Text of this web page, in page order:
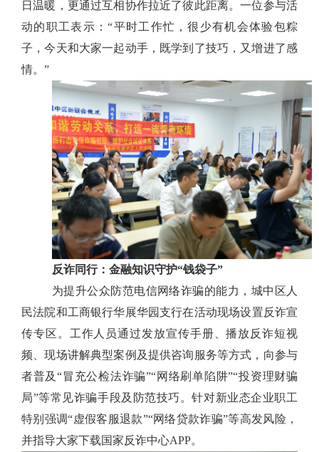
日温暖，更通过互相协作拉近了彼此距离。一位参与活
动的职工表示：“平时工作忙，很少有机会体验包粽
子，今天和大家一起动手，既学到了技巧，又增进了感
情。”
反诈同行：金融知识守护“钱袋子”
为提升公众防范电信网络诈骗的能力， 城中区人
民法院和工商银行华展华园支行在活动现场设置反诈宣
传专区。工作人员通过发放宣传手册、播放反诈短视
频、现场讲解典型案例 及提供咨询服务等方式，向参与
者普及“冒充公检法诈骗”“网络刷单陷阱”“投资理财骗
局”等常见诈骗手段及防范技巧。针对新业态企业职工
特别强调“虚假客服退款”“网络贷款诈骗”等高发风险，
并指导大家下载国家反诈中心APP。